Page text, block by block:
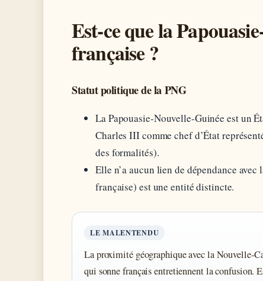
Est-ce que la
française ?
Statut politique de la PNG
La Papouasie-Nouvelle-Guinée est un
Charles III comme chef d’État
des formalités).
Elle n’a aucun lien de dépendance
française) est une entité distincte.
LE MALENTENDU
La proximité géographique avec la Nouvelle-
qui sonne français entretiennent la confusion.